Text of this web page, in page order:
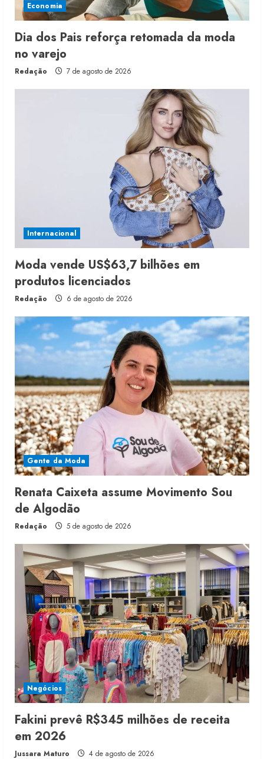
Economia
Dia dos Pais reforça retomada da moda
no varejo
Redação 7 de agosto de 2026
Internacional
Moda vende US$63,7 bilhões em
produtos licenciados
Redação 6 de agosto de 2026
Gente da Moda
Renata Caixeta assume Movimento Sou
de Algodão
Redação 5 de agosto de 2026
Negócios
Fakini prevê R$345 milhões de receita
em 2026
Jussara Maturo 4 de agosto de 2026